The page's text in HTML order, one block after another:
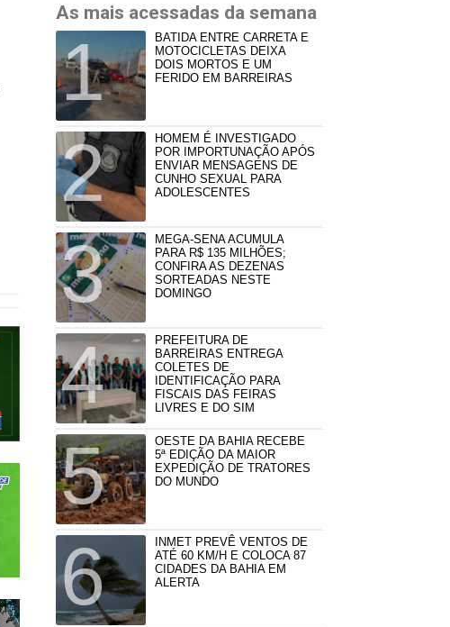
As mais acessadas da semana
BATIDA ENTRE CARRETA E
MOTOCICLETAS DEIXA
DOIS MORTOS E UM
FERIDO EM BARREIRAS
HOMEM É INVESTIGADO
POR IMPORTUNAÇÃO APÓS
ENVIAR MENSAGENS DE
CUNHO SEXUAL PARA
ADOLESCENTES
MEGA-SENA ACUMULA
PARA R$ 135 MILHÕES;
CONFIRA AS DEZENAS
SORTEADAS NESTE
DOMINGO
PREFEITURA DE
BARREIRAS ENTREGA
COLETES DE
IDENTIFICAÇÃO PARA
FISCAIS DAS FEIRAS
LIVRES E DO SIM
OESTE DA BAHIA RECEBE
5ª EDIÇÃO DA MAIOR
EXPEDIÇÃO DE TRATORES
DO MUNDO
INMET PREVÊ VENTOS DE
ATÉ 60 KM/H E COLOCA 87
CIDADES DA BAHIA EM
ALERTA